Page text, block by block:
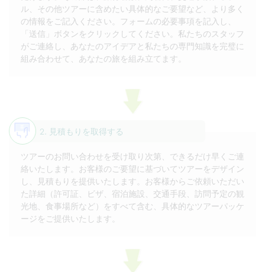
ル、その他ツアーに含めたい具体的なご要望など、より多く
の情報をご記入ください。フォームの必要事項を記入し、
「送信」ボタンをクリックしてください。私たちのスタッフ
がご連絡し、あなたのアイデアと私たちの専門知識を完璧に
組み合わせて、あなたの旅を組み立てます。
2. 見積もりを取得する
ツアーのお問い合わせを受け取り次第、できるだけ早くご連
絡いたします。お客様のご要望に基づいてツアーをデザイン
し、見積もりを提供いたします。お客様からご依頼いただい
た詳細（許可証、ビザ、宿泊施設、交通手段、訪問予定の観
光地、食事場所など）をすべて含む、具体的なツアーパッケ
ージをご提供いたします。